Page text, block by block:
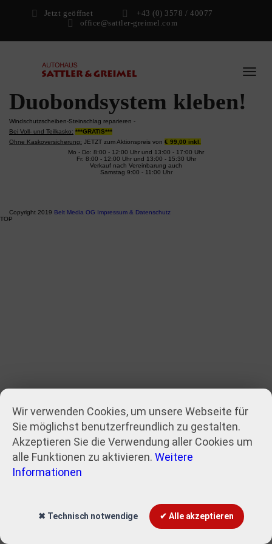
Jetzt geöffnet +43 (0) 3578 / 40077
Steinschlag auf der
Windschutzscheibe im
Duobondsystem kleben!
Windschutzscheiben-Steinschlag reparieren -
Bei Voll- und Teilkasko: ***GRATIS***
Ohne Kaskoversicherung: JETZT zum Aktionspreis von € 99,00 inkl.
Mo - Do: 8:00 - 12:00 Uhr und 13:00 - 17:00 Uhr
Fr: 8:00 - 12:00 Uhr und 13:00 - 15:30 Uhr
Verkauf nach Vereinbarung auch
Samstag 9:00 - 11:00 Uhr
Copyright 2019 Belt Media OG Impressum & Datenschutz
TOP
Wir verwenden Cookies, um unsere Webseite für
Sie möglichst benutzerfreundlich zu gestalten.
Akzeptieren Sie die Verwendung aller Cookies um
alle Funktionen zu aktivieren. Weitere
Informationen
✖ Technisch notwendige ✔ Alle akzeptieren